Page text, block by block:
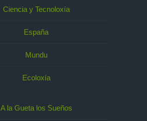
Ciencia y Tecnoloxía
España
Mundu
Ecoloxía
A la Gueta los Sueños